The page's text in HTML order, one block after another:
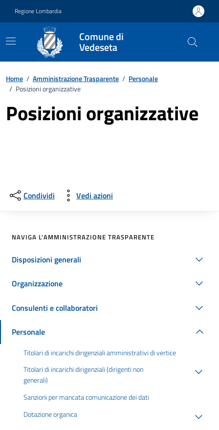
Regione Lombardia
Comune di
Vedeseta
Home / Amministrazione Trasparente / Personale
/ Posizioni organizzative
Posizioni organizzative
Condividi Vedi azioni
NAVIGA L'AMMINISTRAZIONE TRASPARENTE
Disposizioni generali
Organizzazione
Consulenti e collaboratori
Personale
Titolari di incarichi dirigenziali amministrativi di vertice
Titolari di incarichi dirigenziali (dirigenti non
generali)
Sanzioni per mancata comunicazione dei dati
Dotazione organica